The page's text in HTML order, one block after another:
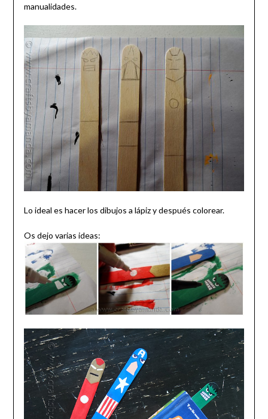
manualidades.
Lo ideal es hacer los dibujos a lápiz y después colorear.
Os dejo varias ideas: